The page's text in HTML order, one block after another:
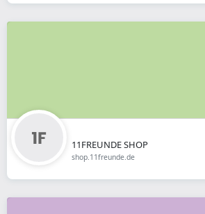
11FREUNDE SHOP
shop.11freunde.de